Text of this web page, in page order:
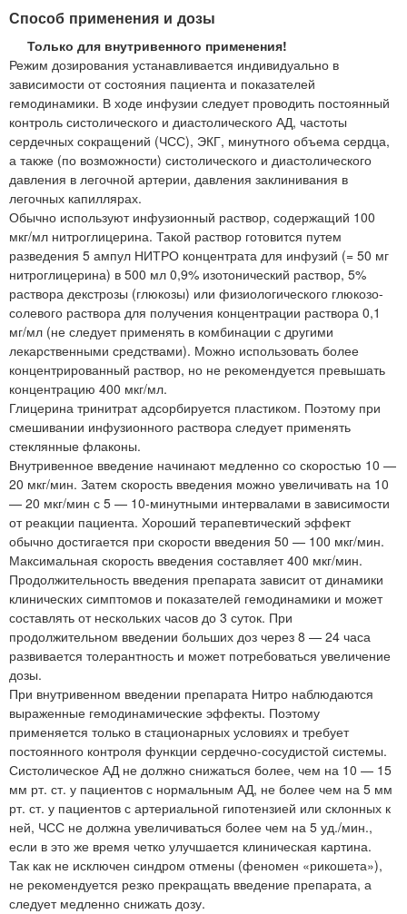
Способ применения и дозы
Только для внутривенного применения!
Режим дозирования устанавливается индивидуально в
зависимости от состояния пациента и показателей
гемодинамики. В ходе инфузии следует проводить постоянный
контроль систолического и диастолического АД, частоты
сердечных сокращений (ЧСС), ЭКГ, минутного объема сердца,
а также (по возможности) систолического и диастолического
давления в легочной артерии, давления заклинивания в
легочных капиллярах.
Обычно используют инфузионный раствор, содержащий 100
мкг/мл нитроглицерина. Такой раствор готовится путем
разведения 5 ампул НИТРО концентрата для инфузий (= 50 мг
нитроглицерина) в 500 мл 0,9% изотонический раствор, 5%
раствора декстрозы (глюкозы) или физиологического глюкозо-
солевого раствора для получения концентрации раствора 0,1
мг/мл (не следует применять в комбинации с другими
лекарственными средствами). Можно использовать более
концентрированный раствор, но не рекомендуется превышать
концентрацию 400 мкг/мл.
Глицерина тринитрат адсорбируется пластиком. Поэтому при
смешивании инфузионного раствора следует применять
стеклянные флаконы.
Внутривенное введение начинают медленно со скоростью 10 —
20 мкг/мин. Затем скорость введения можно увеличивать на 10
— 20 мкг/мин с 5 — 10-минутными интервалами в зависимости
от реакции пациента. Хороший терапевтический эффект
обычно достигается при скорости введения 50 — 100 мкг/мин.
Максимальная скорость введения составляет 400 мкг/мин.
Продолжительность введения препарата зависит от динамики
клинических симптомов и показателей гемодинамики и может
составлять от нескольких часов до 3 суток. При
продолжительном введении больших доз через 8 — 24 часа
развивается толерантность и может потребоваться увеличение
дозы.
При внутривенном введении препарата Нитро наблюдаются
выраженные гемодинамические эффекты. Поэтому
применяется только в стационарных условиях и требует
постоянного контроля функции сердечно-сосудистой системы.
Систолическое АД не должно снижаться более, чем на 10 — 15
мм рт. ст. у пациентов с нормальным АД, не более чем на 5 мм
рт. ст. у пациентов с артериальной гипотензией или склонных к
ней, ЧСС не должна увеличиваться более чем на 5 уд./мин.,
если в это же время четко улучшается клиническая картина.
Так как не исключен синдром отмены (феномен «рикошета»),
не рекомендуется резко прекращать введение препарата, а
следует медленно снижать дозу.